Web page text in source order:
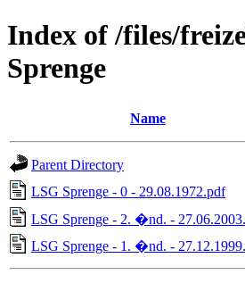
Index of /files/
Sprenge
Name
Parent Directory
LSG Sprenge - 0 - 29.08.1972.pdf
LSG Sprenge - 2. �nd. -
LSG Sprenge - 1. �nd. -